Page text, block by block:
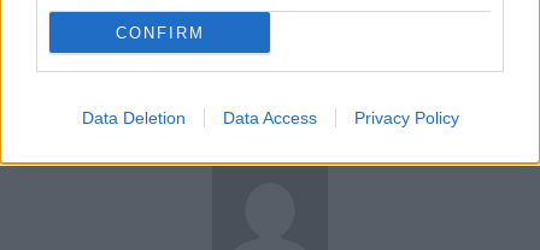
CONFIRM
Data Deletion Data Access Privacy Policy
Crèmes solaires : ce que le
chiffre ne vous dit pas sur
la protection
ralentir la sclérose en